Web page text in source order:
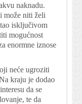
naknadu.
može niti želi
isključivom
mogućnost
enormne iznose
neće ugroziti
kraju je dodao
da se
te da